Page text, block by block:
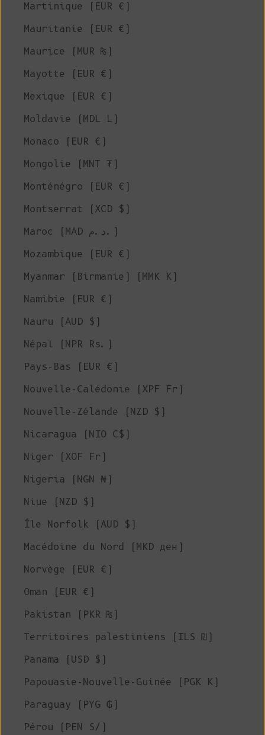
Martinique (EUR €)
Mauritanie (EUR €)
Maurice (MUR ₨)
Mayotte (EUR €)
Mexique (EUR €)
Moldavie (MDL L)
Monaco (EUR €)
Mongolie (MNT ₮)
Monténégro (EUR €)
Montserrat (XCD $)
Maroc (MAD د.م.)
Mozambique (EUR €)
Myanmar (Birmanie) (MMK K)
Namibie (EUR €)
Nauru (AUD $)
Népal (NPR Rs.)
Pays-Bas (EUR €)
Nouvelle-Calédonie (XPF Fr)
Nouvelle-Zélande (NZD $)
Nicaragua (NIO C$)
Niger (XOF Fr)
Nigeria (NGN ₦)
Niue (NZD $)
Île Norfolk (AUD $)
Macédoine du Nord (MKD ден)
Norvège (EUR €)
Oman (EUR €)
Pakistan (PKR ₨)
Territoires palestiniens (ILS ₪)
Panama (USD $)
Papouasie-Nouvelle-Guinée (PGK K)
Paraguay (PYG ₲)
Pérou (PEN S/)